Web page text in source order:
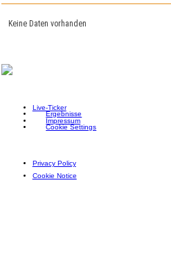
Keine Daten vorhanden
Live-Ticker
Ergebnisse
Impressum
Cookie Settings
Privacy Policy
Cookie Notice